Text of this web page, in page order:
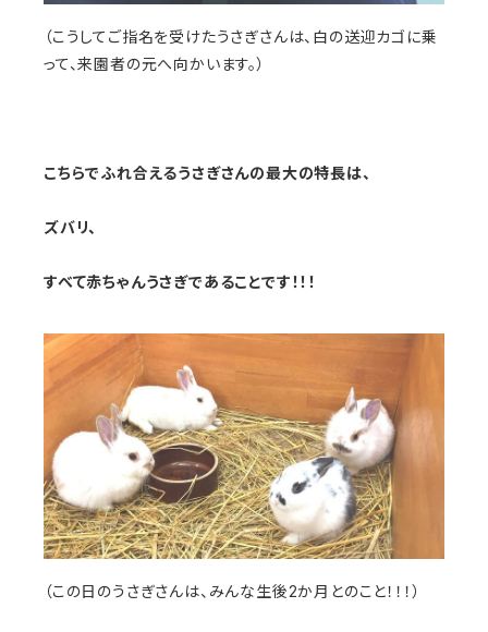
（こうしてご指名を受けたうさぎさんは、白の送迎カゴに乗
って、来園者の元へ向かいます。）
こちらでふれ合えるうさぎさんの最大の特長は、
ズバリ、
すべて赤ちゃんうさぎであることです！！！
（この日のうさぎさんは、みんな生後2か月とのこと！！！）